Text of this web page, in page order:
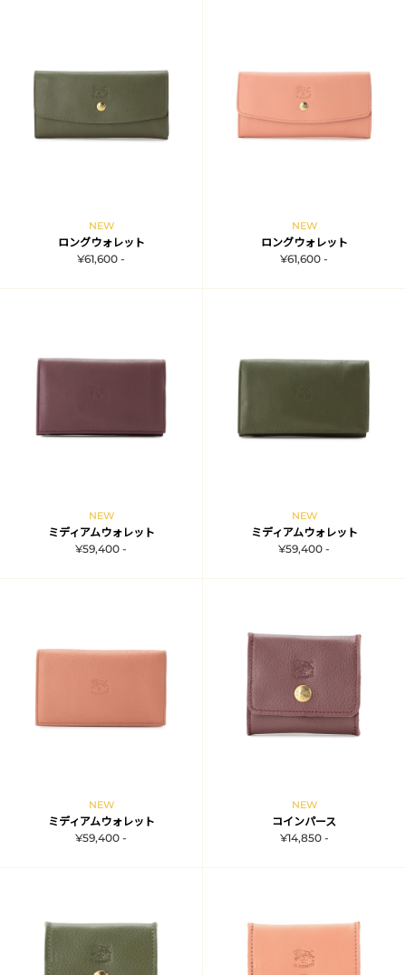
NEW
ロングウォレット
¥61,600 -
NEW
ロングウォレット
¥61,600 -
NEW
ミディアムウォレット
¥59,400 -
NEW
ミディアムウォレット
¥59,400 -
NEW
ミディアムウォレット
¥59,400 -
NEW
コインパース
¥14,850 -